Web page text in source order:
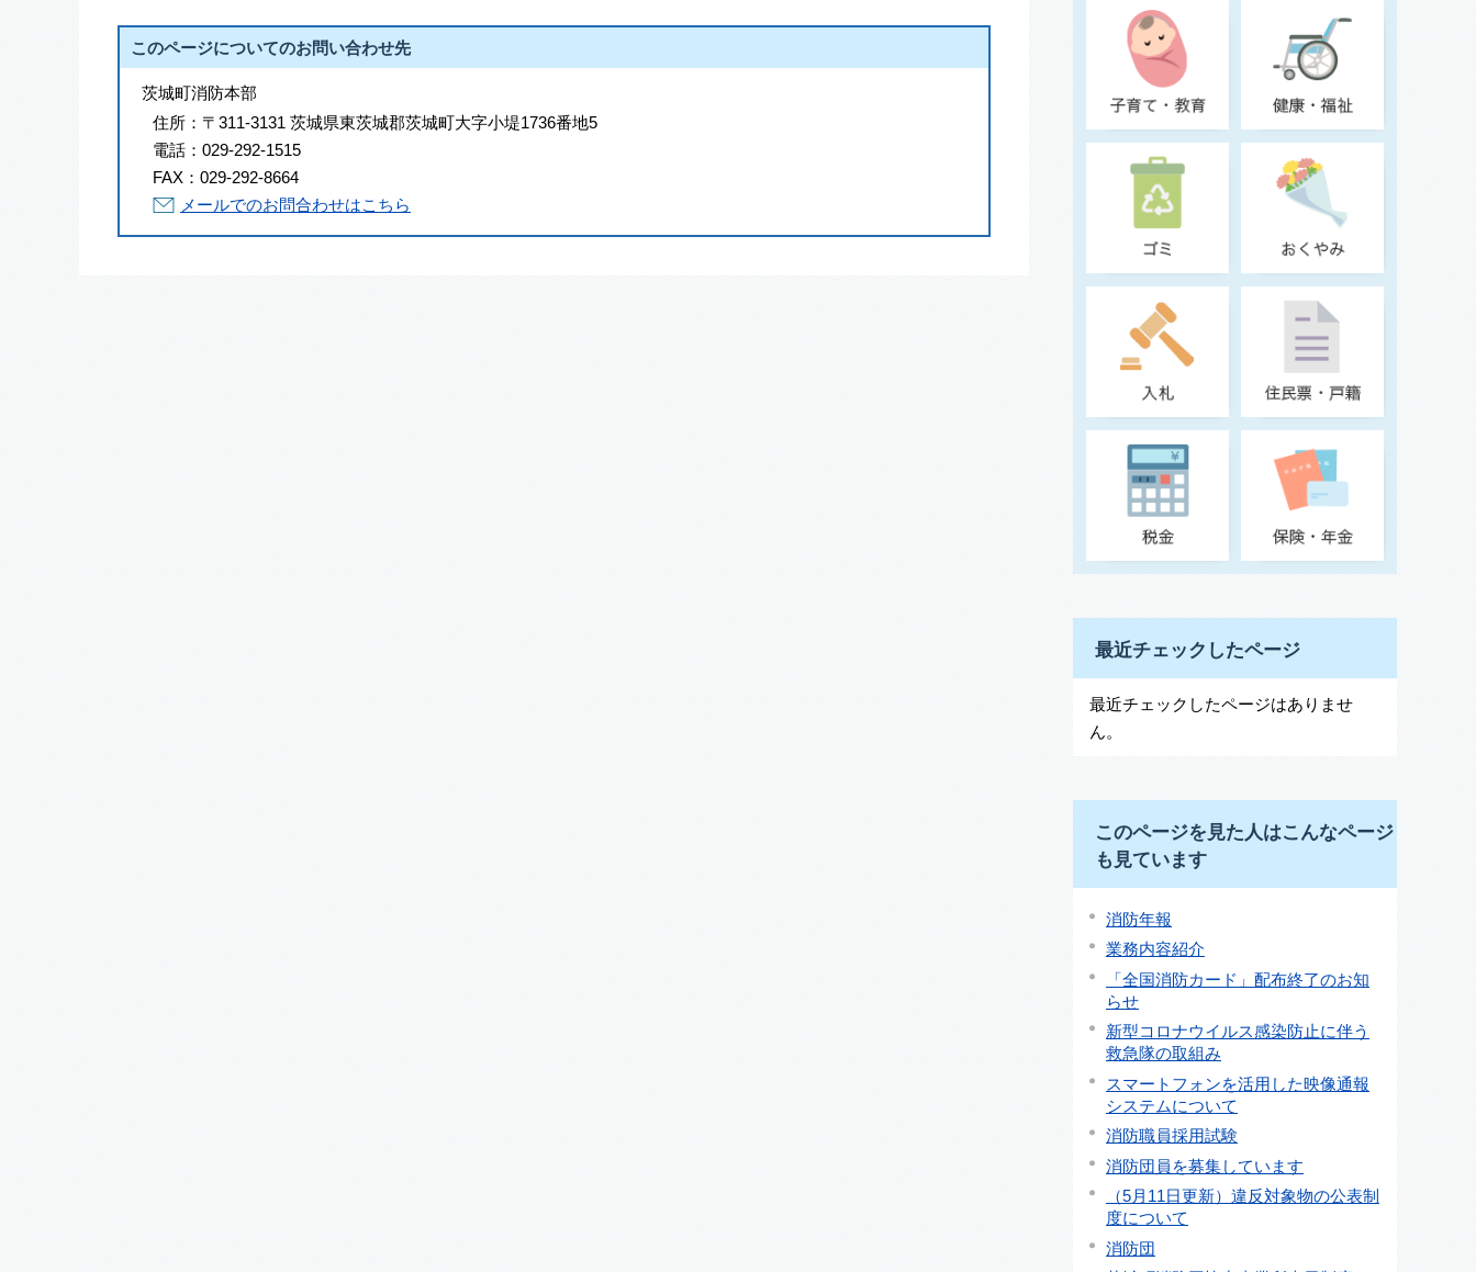
このページについてのお問い合わせ先
茨城町消防本部
住所： 〒311-3131 茨城県東茨城郡茨城町大字小堤1736番地5
電話： 029-292-1515
FAX： 029-292-8664
メールでのお問合わせはこちら
最近チェックしたページ
最近チェックしたページはありませ
ん。
このページを見た人はこんなページ
も見ています
消防年報
業務内容紹介
「全国消防カード」配布終了のお知
らせ
新型コロナウイルス感染防止に伴う
救急隊の取組み
スマートフォンを活用した映像通報
システムについて
消防職員採用試験
消防団員を募集しています
（5月11日更新）違反対象物の公表制
度について
消防団